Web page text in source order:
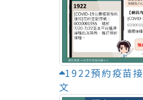
1922預約疫苗
文